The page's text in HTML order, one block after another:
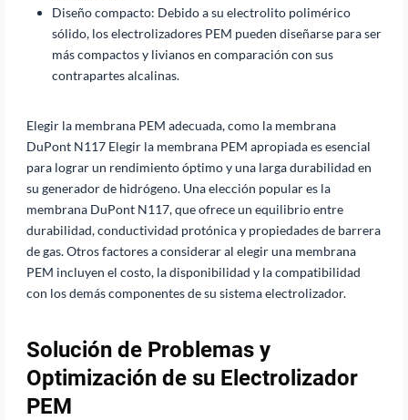
Diseño compacto: Debido a su electrolito polimérico
sólido, los electrolizadores PEM pueden diseñarse para ser
más compactos y livianos en comparación con sus
contrapartes alcalinas.
Elegir la membrana PEM adecuada, como la membrana
DuPont N117 Elegir la membrana PEM apropiada es esencial
para lograr un rendimiento óptimo y una larga durabilidad en
su generador de hidrógeno. Una elección popular es la
membrana DuPont N117, que ofrece un equilibrio entre
durabilidad, conductividad protónica y propiedades de barrera
de gas. Otros factores a considerar al elegir una membrana
PEM incluyen el costo, la disponibilidad y la compatibilidad
con los demás componentes de su sistema electrolizador.
Solución de Problemas y
Optimización de su Electrolizador
PEM